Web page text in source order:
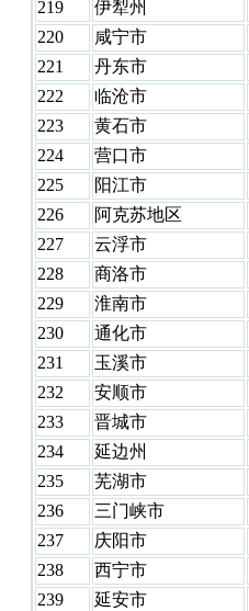
219
伊犁州
220
咸宁市
221
丹东市
222
临沧市
223
黄石市
224
营口市
225
阳江市
226
阿克苏地区
227
云浮市
228
商洛市
229
淮南市
230
通化市
231
玉溪市
232
安顺市
233
晋城市
234
延边州
235
芜湖市
236
三门峡市
237
庆阳市
238
西宁市
239
延安市